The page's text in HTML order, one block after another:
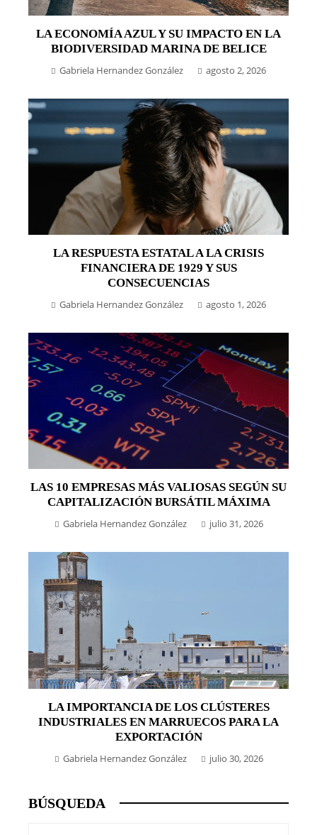
LA ECONOMÍA AZUL Y SU IMPACTO EN LA
BIODIVERSIDAD MARINA DE BELICE
Gabriela Hernandez González agosto 2, 2026
LA RESPUESTA ESTATAL A LA CRISIS
FINANCIERA DE 1929 Y SUS
CONSECUENCIAS
Gabriela Hernandez González agosto 1, 2026
LAS 10 EMPRESAS MÁS VALIOSAS SEGÚN SU
CAPITALIZACIÓN BURSÁTIL MÁXIMA
Gabriela Hernandez González julio 31, 2026
LA IMPORTANCIA DE LOS CLÚSTERES
INDUSTRIALES EN MARRUECOS PARA LA
EXPORTACIÓN
Gabriela Hernandez González julio 30, 2026
BÚSQUEDA